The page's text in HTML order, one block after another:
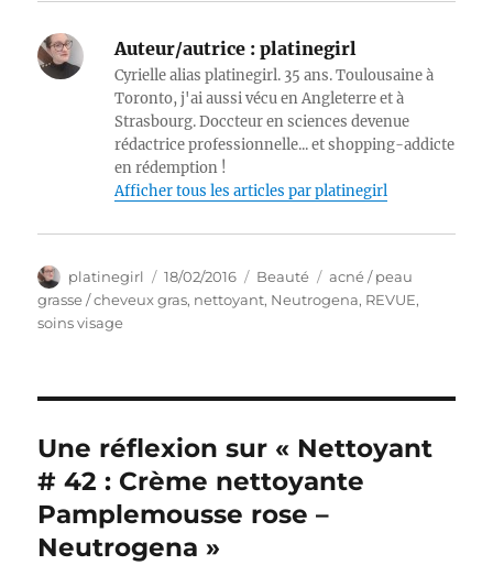
Auteur/autrice : platinegirl
Cyrielle alias platinegirl. 35 ans. Toulousaine à
Toronto, j'ai aussi vécu en Angleterre et à
Strasbourg. Doccteur en sciences devenue
rédactrice professionnelle... et shopping-addicte
en rédemption !
Afficher tous les articles par platinegirl
Auteur
platinegirl
Publié
le
18/02/2016 Catégories
Beauté Étiquettes
acné / peau
grasse / cheveux gras, nettoyant, Neutrogena, REVUE,
soins visage
Une réflexion sur « Nettoyant
# 42 : Crème nettoyante
Pamplemousse rose –
Neutrogena »